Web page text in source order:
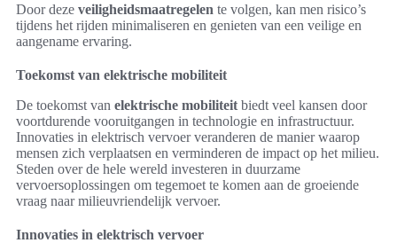
Door deze veiligheidsmaatregelen te volgen, kan men risico’s
tijdens het rijden minimaliseren en genieten van een veilige en
aangename ervaring.
Toekomst van elektrische mobiliteit
De toekomst van elektrische mobiliteit biedt veel kansen door
voortdurende vooruitgangen in technologie en infrastructuur.
Innovaties in elektrisch vervoer veranderen de manier waarop
mensen zich verplaatsen en verminderen de impact op het milieu.
Steden over de hele wereld investeren in duurzame
vervoersoplossingen om tegemoet te komen aan de groeiende
vraag naar milieuvriendelijk vervoer.
Innovaties in elektrisch vervoer